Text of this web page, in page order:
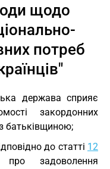
щодо
потреб
держава сприяє
закордонних
з батьківщиною;
до статті 12
задоволення